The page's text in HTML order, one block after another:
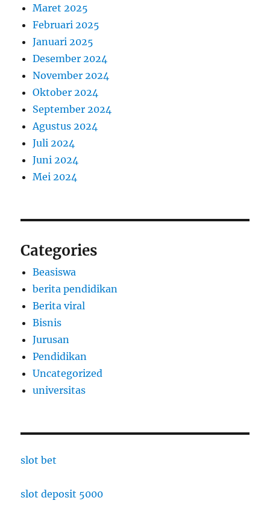
Maret 2025
Februari 2025
Januari 2025
Desember 2024
November 2024
Oktober 2024
September 2024
Agustus 2024
Juli 2024
Juni 2024
Mei 2024
Categories
Beasiswa
berita pendidikan
Berita viral
Bisnis
Jurusan
Pendidikan
Uncategorized
universitas
slot bet
slot deposit 5000